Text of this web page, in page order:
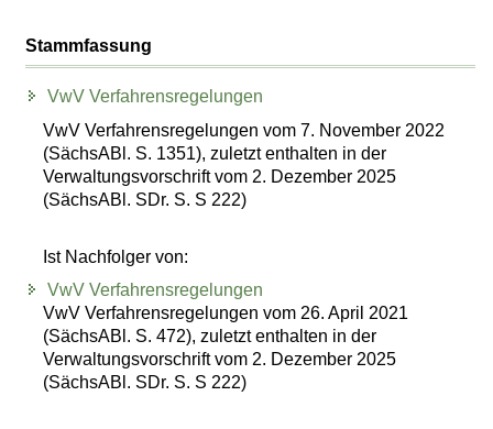
Stammfassung
VwV Verfahrensregelungen
VwV Verfahrensregelungen vom 7. November 2022
(SächsABl. S. 1351), zuletzt enthalten in der
Verwaltungsvorschrift vom 2. Dezember 2025
(SächsABl. SDr. S. S 222)
Ist Nachfolger von:
VwV Verfahrensregelungen
VwV Verfahrensregelungen vom 26. April 2021
(SächsABl. S. 472), zuletzt enthalten in der
Verwaltungsvorschrift vom 2. Dezember 2025
(SächsABl. SDr. S. S 222)